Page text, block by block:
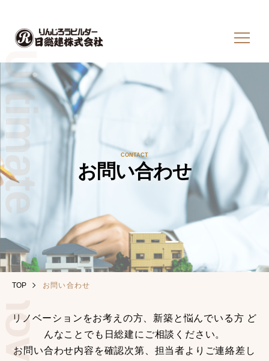
CONTACT
お問い合わせ
TOP お問い合わせ
リノベーションをお考えの方、新築と悩んでいる方 ど
んなことでも日総建にご相談ください。
お問い合わせ内容を確認次第、担当者よりご連絡差し